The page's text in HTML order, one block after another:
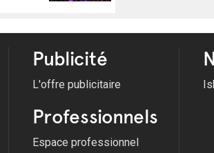
Publicité
L'offre publicitaire
Professionnels
Espace professionnel